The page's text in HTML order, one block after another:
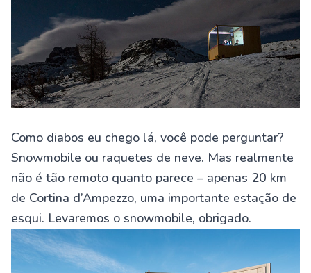
Como diabos eu chego lá, você pode perguntar?
Snowmobile ou raquetes de neve. Mas realmente
não é tão remoto quanto parece – apenas 20 km
de Cortina d’Ampezzo, uma importante estação de
esqui. Levaremos o snowmobile, obrigado.